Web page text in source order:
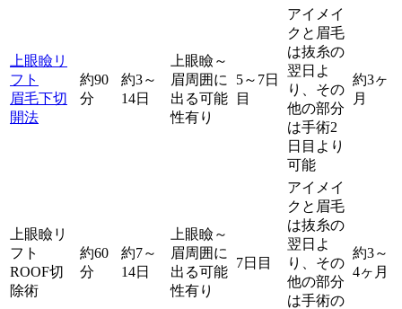
上眼瞼リ
フト
眉毛下切
開法
約90
分
約3～
14日
上眼瞼～
眉周囲に
出る可能
性有り
5～7日
目
アイメイ
クと眉毛
は抜糸の
翌日よ
り、その
他の部分
は手術2
日目より
可能
約3ヶ
月
上眼瞼リ
フト
ROOF切
除術
約60
分
約7～
14日
上眼瞼～
眉周囲に
出る可能
性有り
7日目
アイメイ
クと眉毛
は抜糸の
翌日よ
り、その
他の部分
は手術の
約3～
4ヶ月